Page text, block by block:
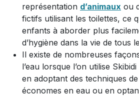
représentation d’animaux ou
fictifs utilisant les toilettes, ce
enfants à aborder plus
d’hygiène dans la vie de tous
Il existe de nombreuses
l’eau lorsque l’on utilise
en adoptant des techniques de
économes en eau ou en